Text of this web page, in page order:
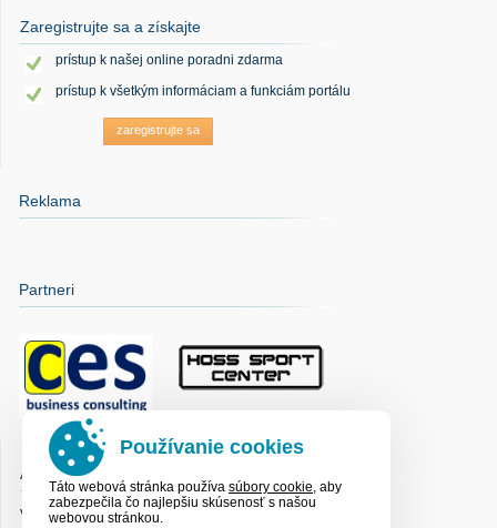
Zaregistrujte sa a získajte
prístup k našej online poradni zdarma
prístup k všetkým informáciam a funkciám portálu
zaregistrujte sa
Reklama
Partneri
Anketa
V súčasnosti nebeží žiadna anketa
Používanie cookies
Táto webová stránka používa súbory cookie, aby
zabezpečila čo najlepšiu skúsenosť s našou
webovou stránkou.